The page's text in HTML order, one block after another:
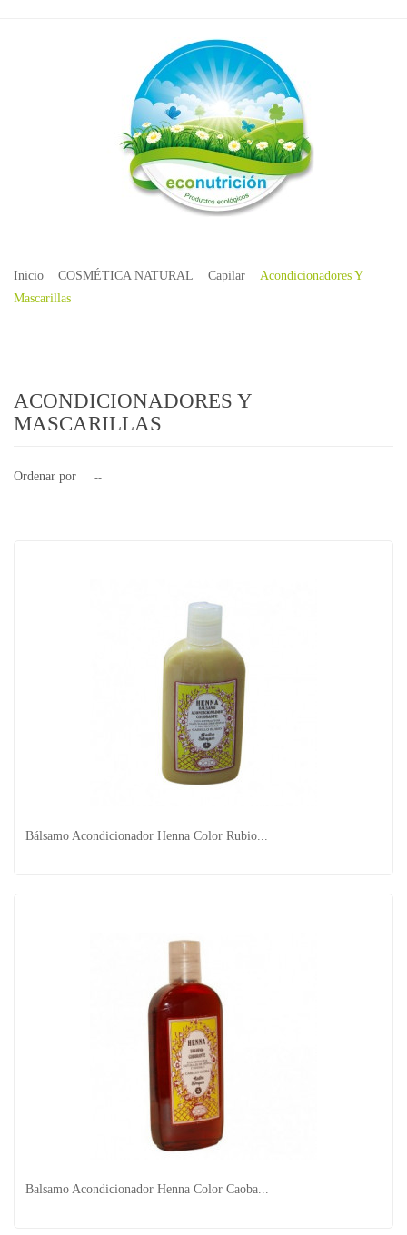
Inicio COSMÉTICA NATURAL Capilar
Acondicionadores Y
Mascarillas
ACONDICIONADORES Y
MASCARILLAS
Ordenar por --
Bálsamo Acondicionador Henna Color Rubio...
Balsamo Acondicionador Henna Color Caoba...